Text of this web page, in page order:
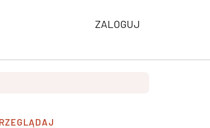
ZALOGUJ